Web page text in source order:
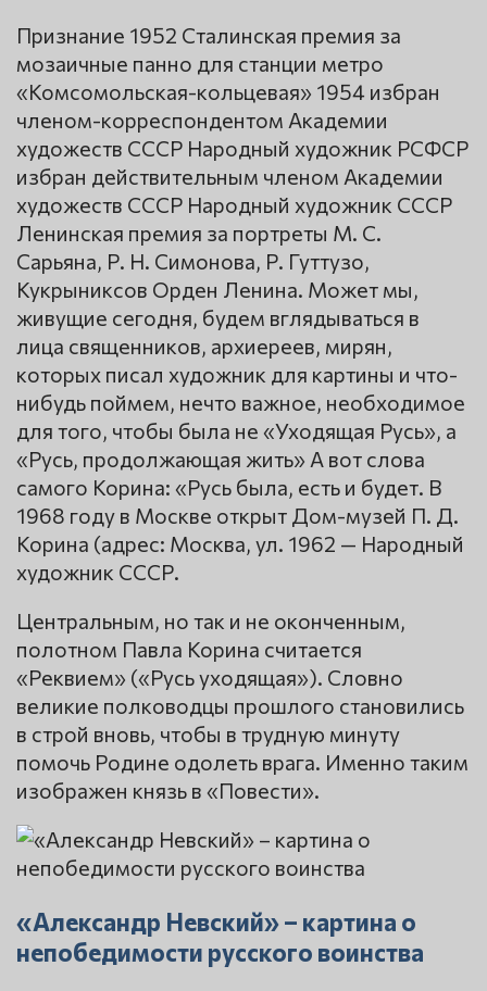
Признание 1952 Сталинская премия за
мозаичные панно для станции метро
«Комсомольская-кольцевая» 1954 избран
членом-корреспондентом Академии
художеств СССР Народный художник РСФСР
избран действительным членом Академии
художеств СССР Народный художник СССР
Ленинская премия за портреты М. С.
Сарьяна, Р. Н. Симонова, Р. Гуттузо,
Кукрыниксов Орден Ленина. Может мы,
живущие сегодня, будем вглядываться в
лица священников, архиереев, мирян,
которых писал художник для картины и что-
нибудь поймем, нечто важное, необходимое
для того, чтобы была не «Уходящая Русь», а
«Русь, продолжающая жить» А вот слова
самого Корина: «Русь была, есть и будет. В
1968 году в Москве открыт Дом-музей П. Д.
Корина (адрес: Москва, ул. 1962 — Народный
художник СССР.
Центральным, но так и не оконченным,
полотном Павла Корина считается
«Реквием» («Русь уходящая»). Словно
великие полководцы прошлого становились
в строй вновь, чтобы в трудную минуту
помочь Родине одолеть врага. Именно таким
изображен князь в «Повести».
«Александр Невский» – картина о
непобедимости русского воинства